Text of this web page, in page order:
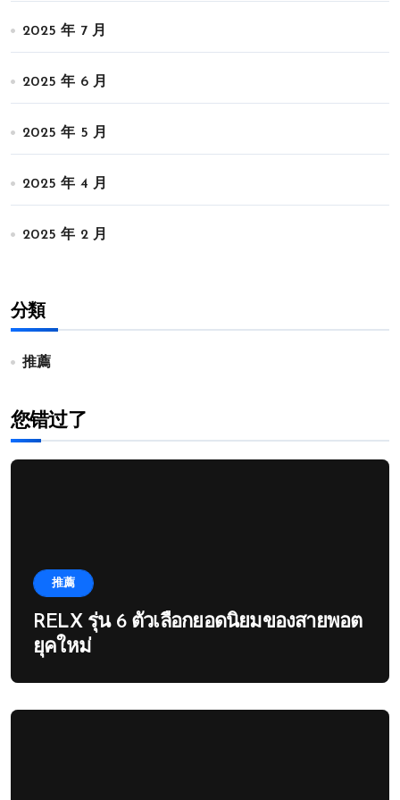
2025 年 7 月
2025 年 6 月
2025 年 5 月
2025 年 4 月
2025 年 2 月
分類
推薦
您错过了
推薦
RELX รุ่น 6 ตัวเลือกยอดนิยมของสายพอต
ยุคใหม่